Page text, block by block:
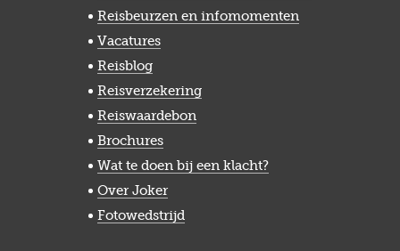
Reisbeurzen en infomomenten
Vacatures
Reisblog
Reisverzekering
Reiswaardebon
Brochures
Wat te doen bij een klacht?
Over Joker
Fotowedstrijd